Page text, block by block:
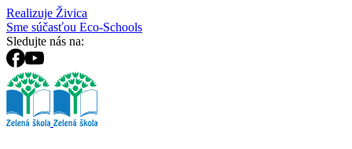
Realizuje Živica
Sme súčasťou Eco-Schools
Sledujte nás na: